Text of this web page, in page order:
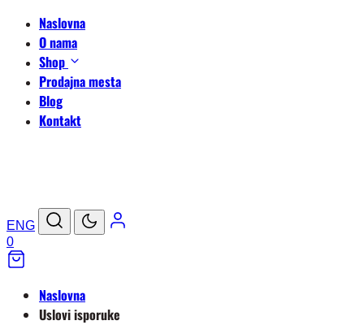
Naslovna
O nama
Shop
Prodajna mesta
Blog
Kontakt
ENG
0
Naslovna
Uslovi isporuke